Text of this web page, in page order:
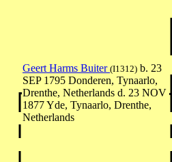
Geert Harms Buiter (I1312) b. 23
SEP 1795 Donderen, Tynaarlo,
Drenthe, Netherlands d. 23 NOV
1877 Yde, Tynaarlo, Drenthe,
Netherlands